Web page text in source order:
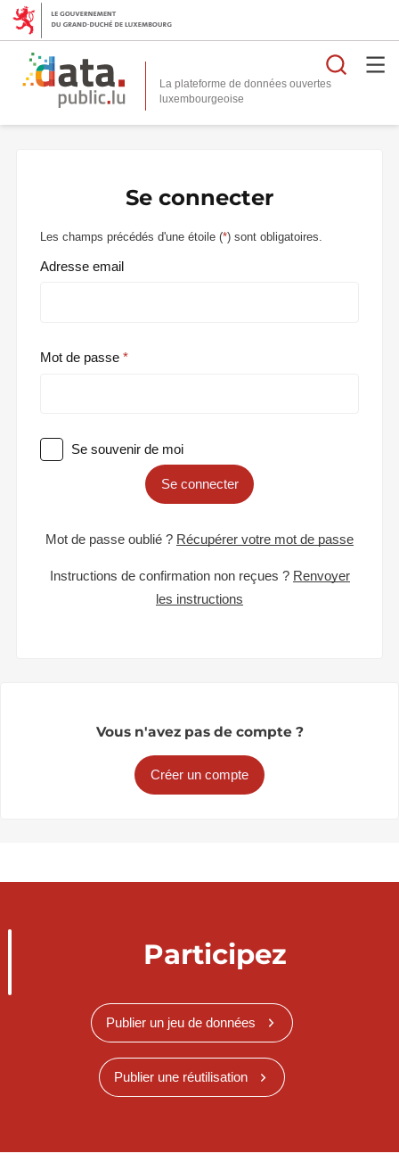
La plateforme de données ouvertes
Se connecter
Les champs précédés d'une étoile (*) sont obligatoires.
Adresse email
Mot de passe
Se souvenir de moi
Se connecter
Mot de passe oublié ? Récupérer votre mot de passe
Instructions de confirmation non reçues ? Renvoyer
les instructions
Vous n'avez pas de compte ?
Créer un compte
Participez
Publier un jeu de données
Publier une réutilisation